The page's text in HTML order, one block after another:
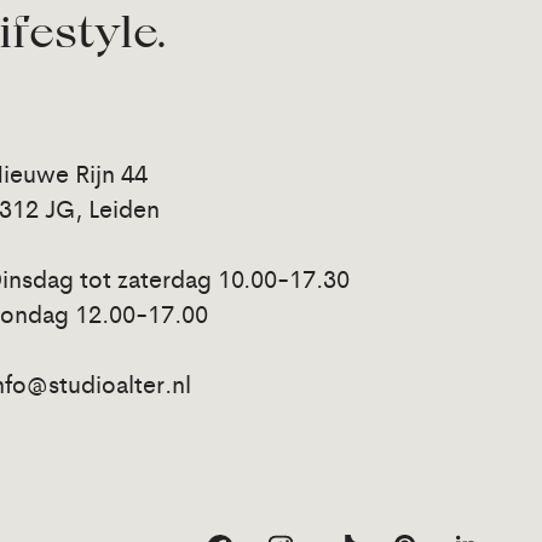
Rijn 44
JG, Leiden
tot zaterdag 10.00-17.30
12.00-17.00